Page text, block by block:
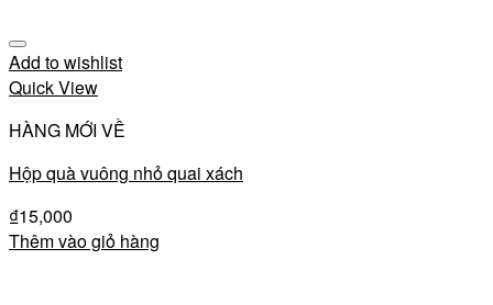
Add to wishlist
Quick View
HÀNG MỚI VỀ
Hộp quà vuông nhỏ quai xách
₫15,000
Thêm vào giỏ hàng